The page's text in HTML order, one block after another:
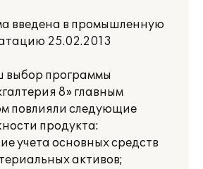
введена в промышленную
25.02.2013
выбор программы
8» главным
повлияли следующие
продукта:
учета основных средств
активов;